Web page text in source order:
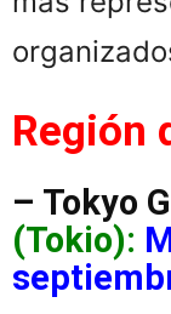
Región
– Tokyo
(Tokio):